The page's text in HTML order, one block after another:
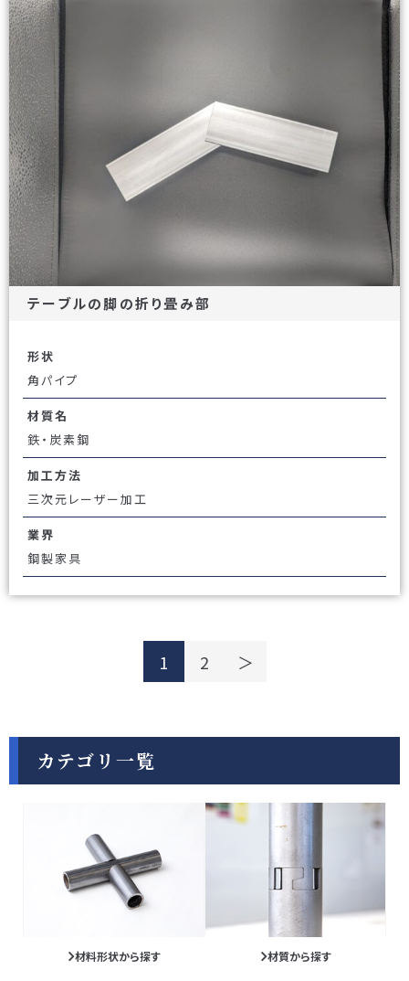
テーブルの脚の折り畳み部
形状
角パイプ
材質名
鉄・炭素鋼
加工方法
三次元レーザー加工
業界
鋼製家具
1 2 ＞
カテゴリ一覧
材料形状から探す 材質から探す